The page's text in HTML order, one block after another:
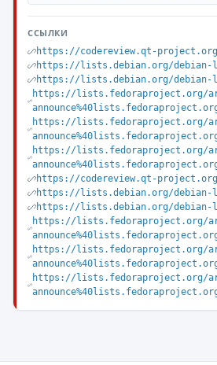
ССЫЛКИ
https://codereview.qt-
https://lists.debian.org/debian-
https://lists.debian.org/debian-
https://lists.fedoraproject.org/
announce%40lists.fedoraproject.org/
https://lists.fedoraproject.org/
announce%40lists.fedoraproject.org/
https://lists.fedoraproject.org/
announce%40lists.fedoraproject.org/
https://codereview.qt-
https://lists.debian.org/debian-
https://lists.debian.org/debian-
https://lists.fedoraproject.org/
announce%40lists.fedoraproject.org/
https://lists.fedoraproject.org/
announce%40lists.fedoraproject.org/
https://lists.fedoraproject.org/
announce%40lists.fedoraproject.org/